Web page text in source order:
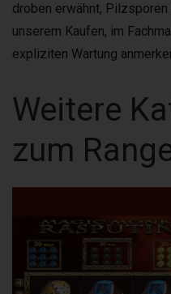
droben erwähnt,
unserem Kaufen, im
expliziten Wartung
Weitere
zum